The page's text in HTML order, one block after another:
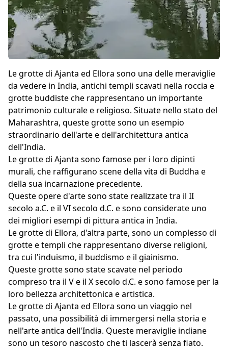
Le grotte di Ajanta ed Ellora sono una delle meraviglie
da vedere in India, antichi templi scavati nella roccia e
grotte buddiste che rappresentano un importante
patrimonio culturale e religioso. Situate nello stato del
Maharashtra, queste grotte sono un esempio
straordinario dell'arte e dell'architettura antica
dell'India.
Le grotte di Ajanta sono famose per i loro dipinti
murali, che raffigurano scene della vita di Buddha e
della sua incarnazione precedente.
Queste opere d'arte sono state realizzate tra il II
secolo a.C. e il VI secolo d.C. e sono considerate uno
dei migliori esempi di pittura antica in India.
Le grotte di Ellora, d'altra parte, sono un complesso di
grotte e templi che rappresentano diverse religioni,
tra cui l'induismo, il buddismo e il giainismo.
Queste grotte sono state scavate nel periodo
compreso tra il V e il X secolo d.C. e sono famose per la
loro bellezza architettonica e artistica.
Le grotte di Ajanta ed Ellora sono un viaggio nel
passato, una possibilità di immergersi nella storia e
nell'arte antica dell'India. Queste meraviglie indiane
sono un tesoro nascosto che ti lascerà senza fiato.